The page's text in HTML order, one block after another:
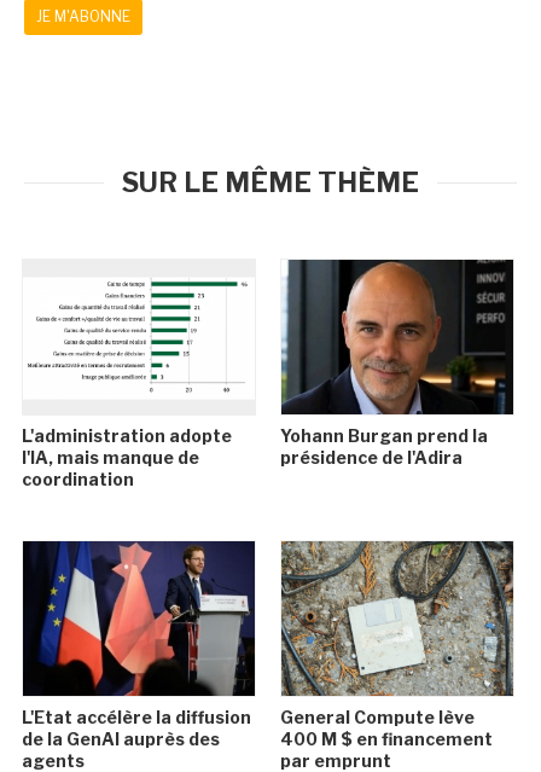
JE M'ABONNE
SUR LE MÊME THÈME
L'administration adopte
l'IA, mais manque de
coordination
Yohann Burgan prend la
présidence de l'Adira
L'Etat accélère la diffusion
de la GenAI auprès des
agents
General Compute lève
400 M $ en financement
par emprunt